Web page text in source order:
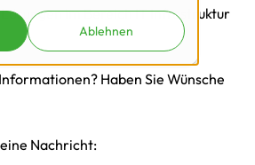
Ablehnen
Lösungen im Bereich IT Infrastruktur
Haben Sie Wünsche
Nachricht: